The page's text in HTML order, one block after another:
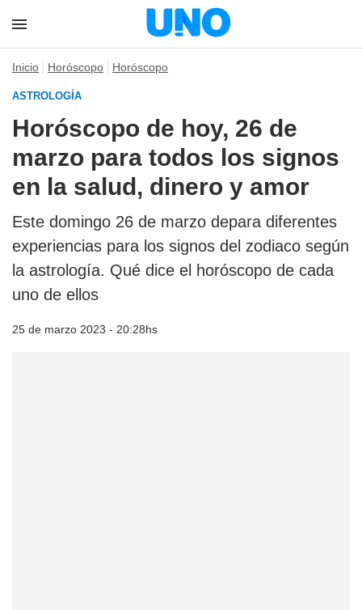
Inicio Horóscopo Horóscopo
ASTROLOGÍA
Horóscopo de hoy, 26 de
marzo para todos los signos
en la salud, dinero y amor
Este domingo 26 de marzo depara diferentes
experiencias para los signos del zodiaco según
la astrología. Qué dice el horóscopo de cada
uno de ellos
25 de marzo 2023 - 20:28hs